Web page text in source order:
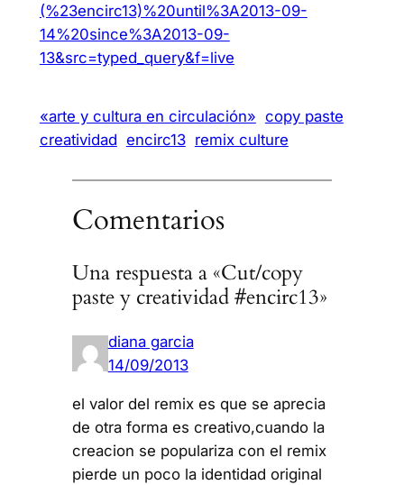
(%23encirc13)%20until%3A2013-09-
14%20since%3A2013-09-
13&src=typed_query&f=live
«arte y cultura en circulación» copy paste
creatividad encirc13 remix culture
Comentarios
Una respuesta a «Cut/copy
paste y creatividad #encirc13»
diana garcia
14/09/2013
el valor del remix es que se aprecia
de otra forma es creativo,cuando la
creacion se populariza con el remix
pierde un poco la identidad original